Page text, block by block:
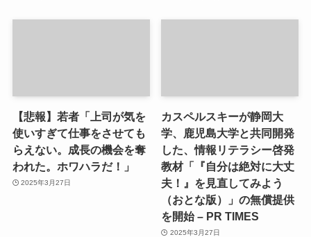
【悲報】若者「上司が気を
使いすぎて仕事をさせても
らえない。成長の機会を奪
われた。ホワハラだ！」
2025年3月27日
カスペルスキーが静岡大
学、鹿児島大学と共同開発
した、情報リテラシー啓発
教材「『自分は絶対に大丈
夫！』を見直してみよう
（おとな版）」の無償提供
を開始 – PR TIMES
2025年3月27日